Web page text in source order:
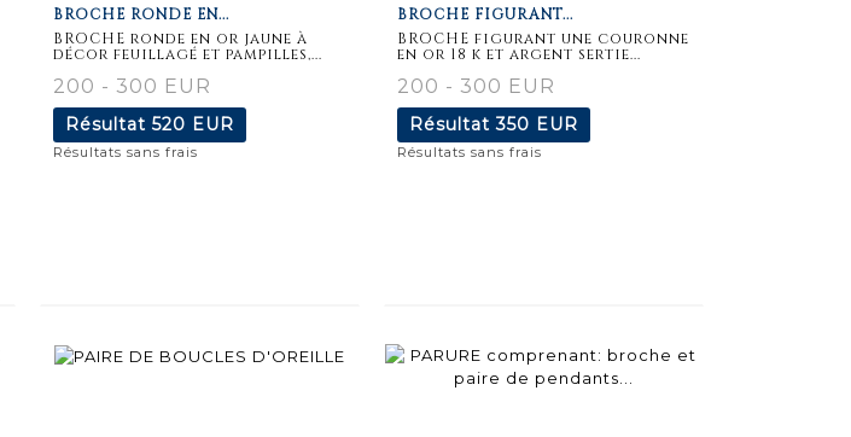
BROCHE RONDE EN...
BROCHE ronde en or jaune à
décor feuillagé et pampilles,...
200 - 300 EUR
Résultat 520 EUR
Résultats sans frais
BROCHE FIGURANT...
BROCHE figurant une couronne
en or 18 k et argent sertie...
200 - 300 EUR
Résultat350 EUR
Résultats sans frais